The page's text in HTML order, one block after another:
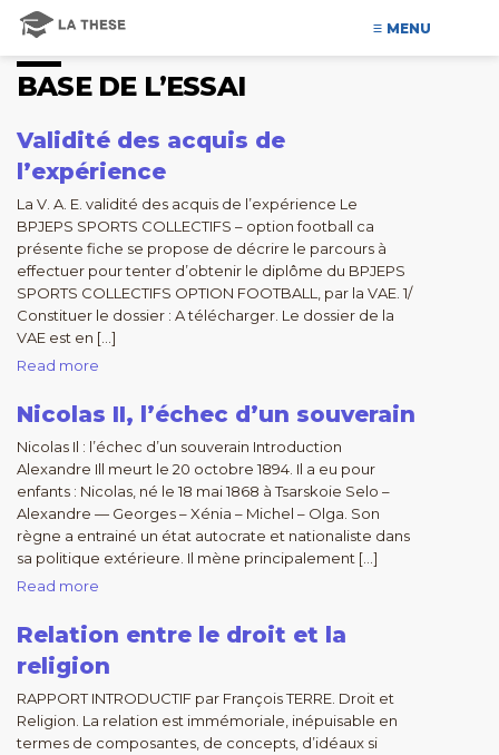
MENU
BASE DE L’ESSAI
Validité des acquis de
l’expérience
La V. A. E. validité des acquis de l’expérience Le
BPJEPS SPORTS COLLECTIFS – option football ca
présente fiche se propose de décrire le parcours à
effectuer pour tenter d’obtenir le diplôme du BPJEPS
SPORTS COLLECTIFS OPTION FOOTBALL, par la VAE. 1/
Constituer le dossier : A télécharger. Le dossier de la
VAE est en […]
Read more
Nicolas II, l’échec d’un souverain
Nicolas Il : l’échec d’un souverain Introduction
Alexandre Ill meurt le 20 octobre 1894. Il a eu pour
enfants : Nicolas, né le 18 mai 1868 à Tsarskoie Selo –
Alexandre — Georges – Xénia – Michel – Olga. Son
règne a entrainé un état autocrate et nationaliste dans
sa politique extérieure. Il mène principalement […]
Read more
Relation entre le droit et la
religion
RAPPORT INTRODUCTIF par François TERRE. Droit et
Religion. La relation est immémoriale, inépuisable en
termes de composantes, de concepts, d’idéaux si